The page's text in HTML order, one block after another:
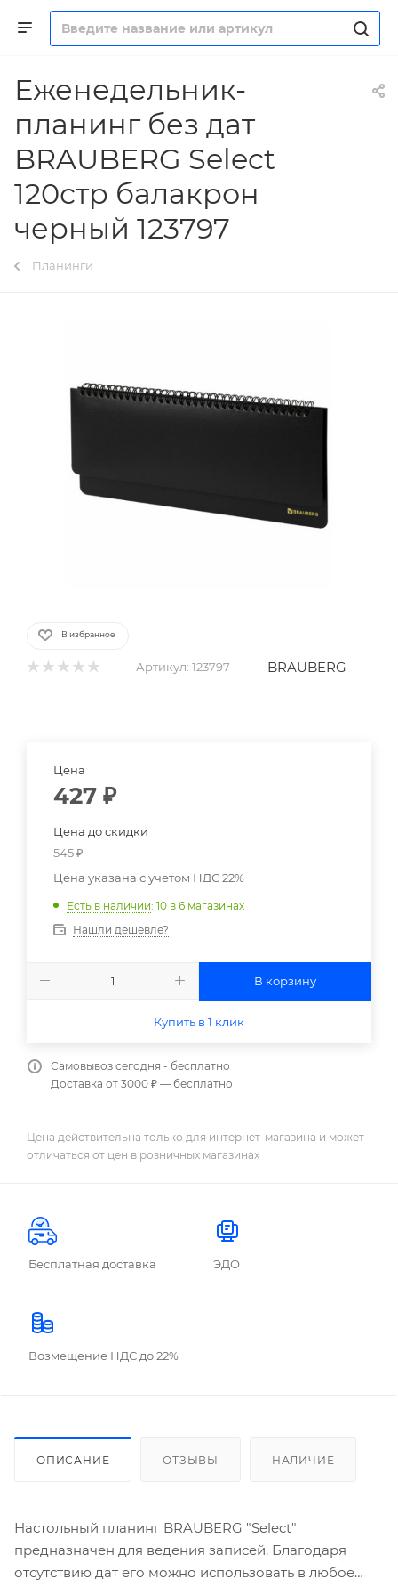
Еженедельник-
планинг без дат
BRAUBERG Select
120стр балакрон
черный 123797
Планинги
В избранное
Артикул: 123797 BRAUBERG
Цена
427 ₽
Цена до скидки
545₽
Цена указана с учетом НДС 22%
Есть в наличии: 10 в 6 магазинах
Нашли дешевле?
В корзину
Купить в 1 клик
Самовывоз сегодня - бесплатно
Доставка от 3000 ₽ — бесплатно
Цена действительна только для интернет-магазина и может
отличаться от цен в розничных магазинах
Бесплатная доставка ЭДО
Возмещение НДС до 22%
ОПИСАНИЕ ОТЗЫВЫ НАЛИЧИЕ
Настольный планинг BRAUBERG "Select"
предназначен для ведения записей. Благодаря
отсутствию дат его можно использовать в любое